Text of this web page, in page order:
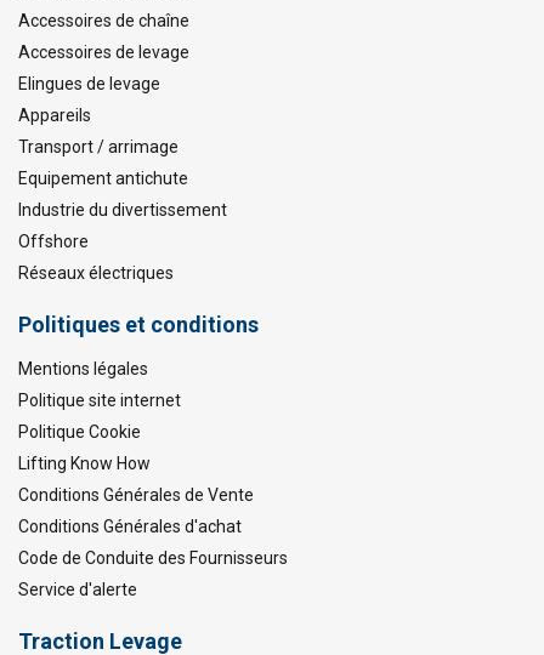
Accessoires de chaîne
Accessoires de levage
Elingues de levage
Appareils
Transport / arrimage
Equipement antichute
Industrie du divertissement
Offshore
Réseaux électriques
Politiques et conditions
Mentions légales
Politique site internet
Politique Cookie
Lifting Know How
Conditions Générales de Vente
Conditions Générales d'achat
Code de Conduite des Fournisseurs
Service d'alerte
Traction Levage